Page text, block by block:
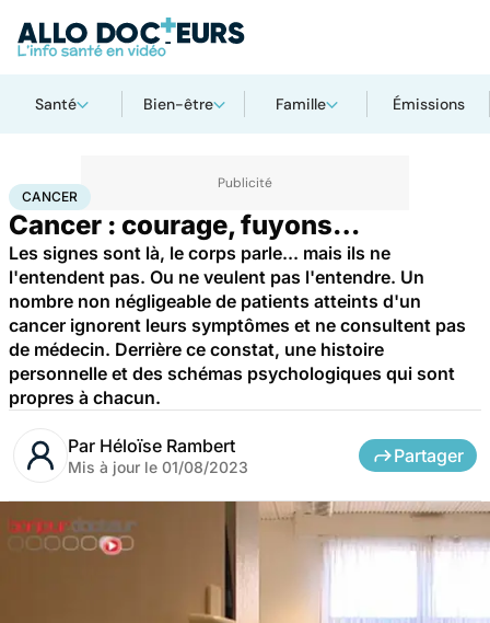
Santé Bien-être Famille Émissions
AccueilSanté Cancer
CANCER
Cancer : courage, fuyons…
Les signes sont là, le corps parle... mais ils ne
l'entendent pas. Ou ne veulent pas l'entendre. Un
nombre non négligeable de patients atteints d'un
cancer ignorent leurs symptômes et ne consultent pas
de médecin. Derrière ce constat, une histoire
personnelle et des schémas psychologiques qui sont
propres à chacun.
Par Héloïse Rambert
Mis à jour le 01/08/2023
Partager